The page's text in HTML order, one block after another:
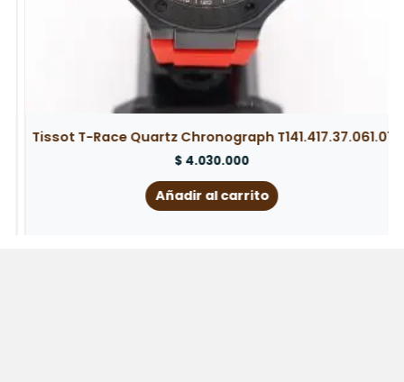
Tissot T-Race Quartz Chronograph T141.417.37.061.01
4.030.000
Añadir al carrito